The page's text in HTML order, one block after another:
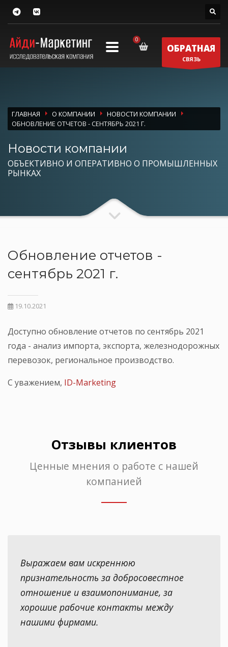
ОБРАТНАЯ
СВЯЗЬ
ГЛАВНАЯ О КОМПАНИИ
НОВОСТИ КОМПАНИИ
ОБНОВЛЕНИЕ ОТЧЕТОВ - СЕНТЯБРЬ 2021 Г.
Новости компании
ОБЪЕКТИВНО И ОПЕРАТИВНО О ПРОМЫШЛЕННЫХ
РЫНКАХ
Обновление отчетов -
сентябрь 2021 г.
19.10.2021
Доступно обновление отчетов по сентябрь 2021
года - анализ импорта, экспорта, железнодорожных
перевозок, региональное производство.
С уважением, ID-Marketing
Отзывы клиентов
Ценные мнения о работе с нашей
компанией
Выражаем вам искреннюю
признательность за добросовестное
отношение и взаимопонимание, за
хорошие рабочие контакты между
нашими фирмами.